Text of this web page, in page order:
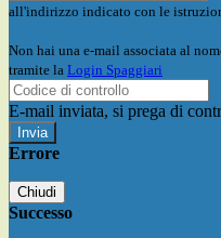
all'indirizzo indicato con le
Non hai una e-mail associata al
tramite la Login Spaggiari
E-mail inviata, si prega di
Errore
Chiudi
Successo